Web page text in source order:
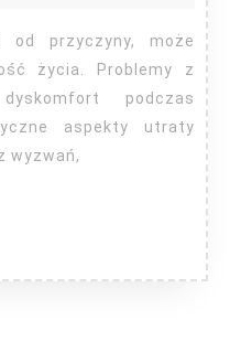
się
na
implanty
zębowe?
życia. Problemy z
podczas
aspekty utraty
wyzwań,